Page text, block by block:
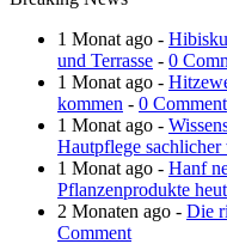
1 Monat ago -
und Terrasse - 0
1 Monat ago -
kommen - 0 Comment
1 Monat ago -
Hautpflege sachlicher
1 Monat ago - Hanf
Pflanzenprodukte
2 Monaten ago - Die
Comment